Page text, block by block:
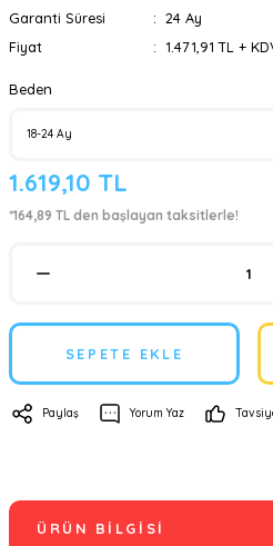
Garanti Süresi
24 Ay
Fiyat
1.471,91 TL +
Beden
1.619,10 TL
*164,89 TL den başlayan taksitlerle!
SEPETE EKLE
Paylaş Yorum Yaz
ÜRÜN BILGISI